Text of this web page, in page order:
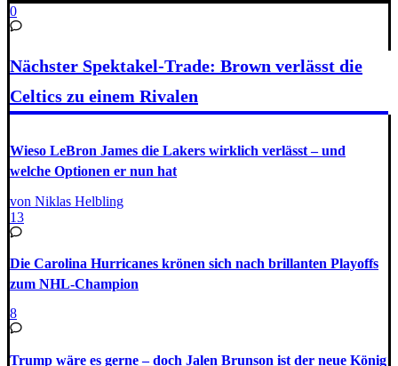
0
Nächster Spektakel-Trade: Brown verlässt die
Celtics zu einem Rivalen
Wieso LeBron James die Lakers wirklich verlässt – und
welche Optionen er nun hat
von Niklas Helbling
13
Die Carolina Hurricanes krönen sich nach brillanten Playoffs
zum NHL-Champion
8
Trump wäre es gerne – doch Jalen Brunson ist der neue König